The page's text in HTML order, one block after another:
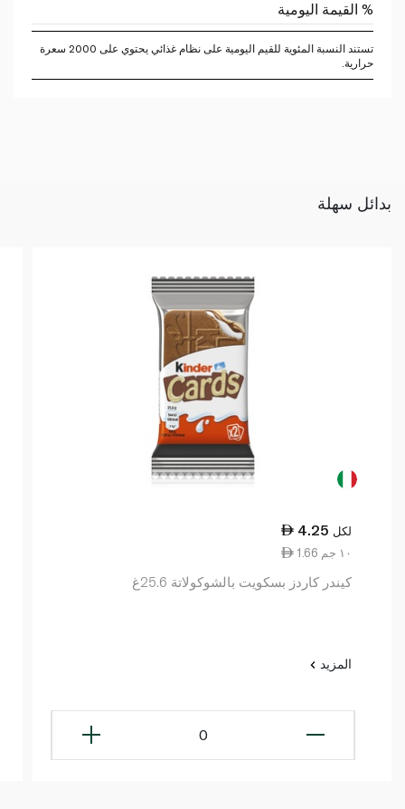
% القيمة اليومية
تستند النسبة المئوية للقيم اليومية على نظام غذائي يحتوي على 2000 سعرة
حرارية.
بدائل سهلة
4.25 لكل
1.66 ١٠ جم
كيندر كاردز بسكويت بالشوكولاتة 25.6غ
المزيد
0